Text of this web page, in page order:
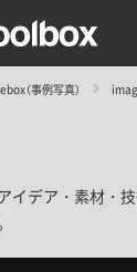
（事例写真）
イデア・素材・